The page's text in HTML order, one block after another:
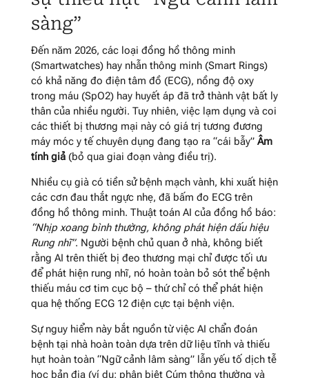
sàng”
Đến năm 2026, các loại đồng hồ thông minh
(Smartwatches) hay nhẫn thông minh (Smart Rings)
có khả năng đo điện tâm đồ (ECG), nồng độ oxy
trong máu (SpO2) hay huyết áp đã trở thành vật bất ly
thân của nhiều người. Tuy nhiên, việc lạm dụng và coi
các thiết bị thương mại này có giá trị tương đương
máy móc y tế chuyên dụng đang tạo ra “cái bẫy” Âm
tính giả(bỏ qua giai đoạn vàng điều trị).
Nhiều cụ già có tiền sử bệnh mạch vành, khi xuất hiện
các cơn đau thắt ngực nhẹ, đã bấm đo ECG trên
đồng hồ thông minh. Thuật toán AI của đồng hồ báo:
“Nhịp xoang bình thường, không phát hiện dấu hiệu
Rung nhĩ”. Người bệnh chủ quan ở nhà, không biết
rằng AI trên thiết bị đeo thương mại chỉ được tối ưu
để phát hiện rung nhĩ, nó hoàn toàn bỏ sót thể bệnh
thiếu máu cơ tim cục bộ – thứ chỉ có thể phát hiện
qua hệ thống ECG 12 điện cực tại bệnh viện.
Sự nguy hiểm này bắt nguồn từ việc AI chẩn đoán
bệnh tại nhà hoàn toàn dựa trên dữ liệu tĩnh và thiếu
hụt hoàn toàn “Ngữ cảnh lâm sàng” lẫn yếu tố dịch tễ
học bản địa (ví dụ: phân biệt Cúm thông thường và